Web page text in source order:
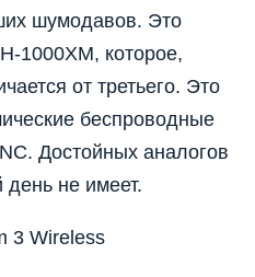
шумодавов. Это
1000XM, которое,
от третьего. Это
беспроводные
Достойных аналогов
не имеет.
3 Wireless